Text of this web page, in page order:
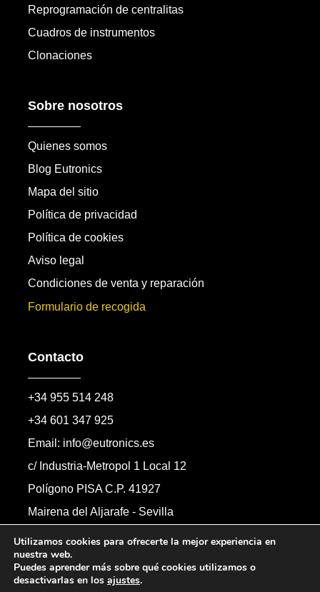
Reprogramación de centralitas
Cuadros de instrumentos
Clonaciones
Sobre nosotros
Quienes somos
Blog Eutronics
Mapa del sitio
Política de privacidad
Política de cookies
Aviso legal
Condiciones de venta y reparación
Formulario de recogida
Contacto
+34 955 514 248
+34 601 347 925
Email: info@eutronics.es
c/ Industria-Metropol 1 Local 12
Polígono PISA C.P. 41927
Mairena del Aljarafe - Sevilla
Formulario de contacto
Utilizamos cookies para ofrecerte la mejor experiencia en
nuestra web.
Puedes aprender más sobre qué cookies utilizamos o
desactivarlas en los ajustes.